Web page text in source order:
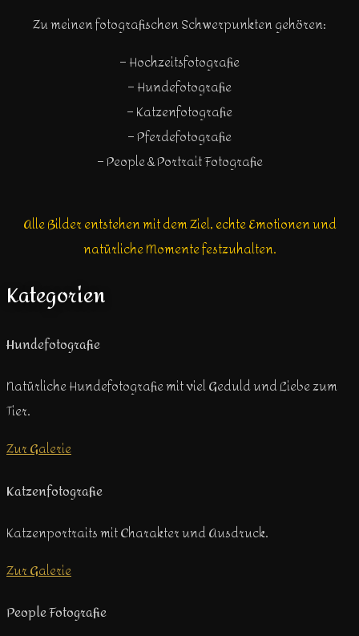
Zu meinen fotografischen Schwerpunkten gehören:
– Hochzeitsfotografie
– Hundefotografie
– Katzenfotografie
– Pferdefotografie
– People & Portrait Fotografie
Alle Bilder entstehen mit dem Ziel, echte Emotionen und
natürliche Momente festzuhalten.
Kategorien
Hundefotografie
Natürliche Hundefotografie mit viel Geduld und Liebe zum
Tier.
Zur Galerie
Katzenfotografie
Katzenportraits mit Charakter und Ausdruck.
Zur Galerie
People Fotografie